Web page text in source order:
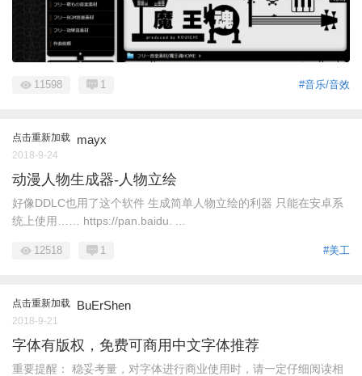
#音乐/音效
11598 1
点击重新加载 mayx
2018-9-24
动漫人物生成器-人物立绘
好像DDLC也用了这个软件 生成简单人物立绘的利器 只能在安卓系
统上使用…… https://pan.baidu. ...
#美工
12518 1
点击重新加载 BuErShen
2018-9-21
字体有版权，免费可商用中文字体推荐
重要提醒： 稳妥考量，对字体进行商业使用时，请一定仔细阅读相